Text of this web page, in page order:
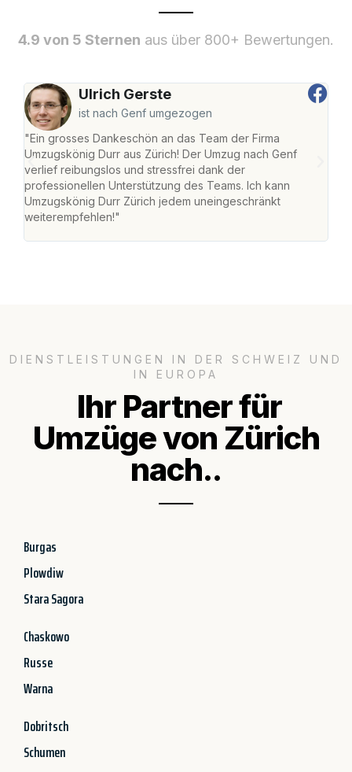
4.9 von 5 Sternen aus über 800+ Bewertungen.
Ulrich Gerste
ist nach Genf umgezogen
"Ein grosses Dankeschön an das Team der Firma
Umzugskönig Durr aus Zürich! Der Umzug nach Genf
verlief reibungslos und stressfrei dank der
professionellen Unterstützung des Teams. Ich kann
Umzugskönig Durr Zürich jedem uneingeschränkt
weiterempfehlen!"
DIENSTLEISTUNGEN IN DER SCHWEIZ UND
IN EUROPA
Ihr Partner für
Umzüge von Zürich
nach..
Burgas
Plowdiw
Stara Sagora
Chaskowo
Russe
Warna
Dobritsch
Schumen